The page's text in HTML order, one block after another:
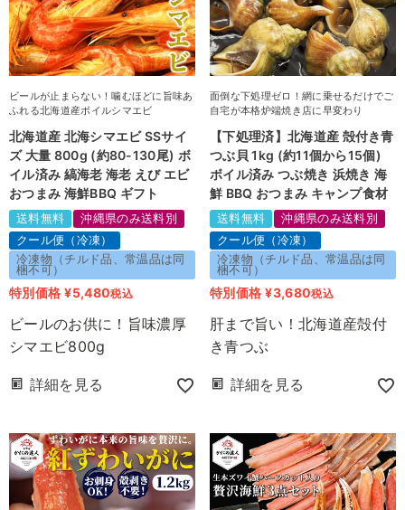
ビールが止まらない！噛むほどに旨味あ
ふれる北海道産ボイルシマエビ
北海道産 北海シマエビ SSサイ
ズ 大量 800g (約80-130尾) ボ
イル済み 縞海老 海老 えび エビ
おつまみ 海鮮BBQ ギフト
送料無料
沖縄県のみ送料別
クール便（冷凍）
冷凍物（チルド品、常温品は同
梱不可）
特別価格 ¥5,480税込
ビールのお供に！旨味濃厚
シマエビ800g
詳細を見る
面倒な下処理ゼロ！網に乗せるだけでご
自宅が本格炉端焼き店に早変わり
【下処理済】北海道産 殻付き青
つぶ貝 1kg (約11個から15個)
ボイル済み つぶ焼き 浜焼き 海
鮮 BBQ おつまみ キャンプ食材
送料無料
沖縄県のみ送料別
クール便（冷凍）
冷凍物（チルド品、常温品は同
梱不可）
特別価格 ¥3,680税込
肝まで旨い！北海道産殻付
き青つぶ
詳細を見る